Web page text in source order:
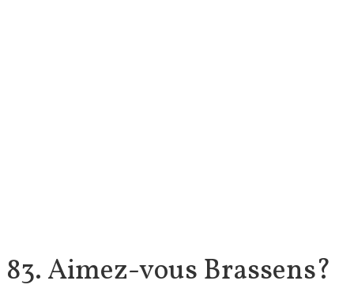
83. Aimez-vous Brassens?